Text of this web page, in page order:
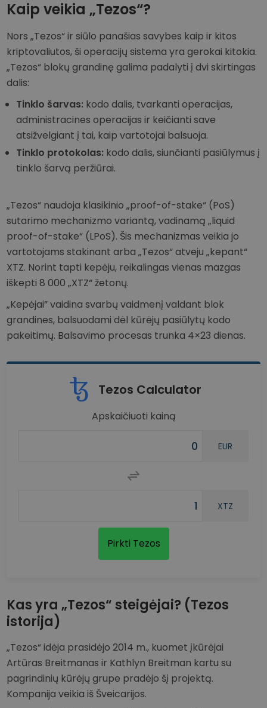
Kaip veikia „Tezos“?
Nors „Tezos“ ir siūlo panašias savybes kaip ir kitos
kriptovaliutos, ši operacijų sistema yra gerokai kitokia.
„Tezos“ blokų grandinę galima padalyti į dvi skirtingas
dalis:
Tinklo šarvas: kodo dalis, tvarkanti operacijas,
administracines operacijas ir keičianti save
atsižvelgiant į tai, kaip vartotojai balsuoja.
Tinklo protokolas: kodo dalis, siunčianti pasiūlymus į
tinklo šarvą peržiūrai.
„Tezos“ naudoja klasikinio „proof-of-stake“ (PoS)
sutarimo mechanizmo variantą, vadinamą „liquid
proof-of-stake“ (LPoS). Šis mechanizmas veikia jo
vartotojams stakinant arba „Tezos“ atveju „kepant“
XTZ. Norint tapti kepėju, reikalingas vienas mazgas
iškepti 8 000 „XTZ“ žetonų.
„Kepėjai” vaidina svarbų vaidmenį valdant blok
grandines, balsuodami dėl kūrėjų pasiūlytų kodo
pakeitimų. Balsavimo procesas trunka 4×23 dienas.
Tezos Calculator
Apskaičiuoti kainą
EUR
XTZ
Pirkti Tezos
Kas yra „Tezos“ steigėjai? (Tezos
istorija)
„Tezos“ idėja prasidėjo 2014 m., kuomet įkūrėjai
Artūras Breitmanas ir Kathlyn Breitman kartu su
pagrindinių kūrėjų grupe pradėjo šį projektą.
Kompanija veikia iš Šveicarijos.